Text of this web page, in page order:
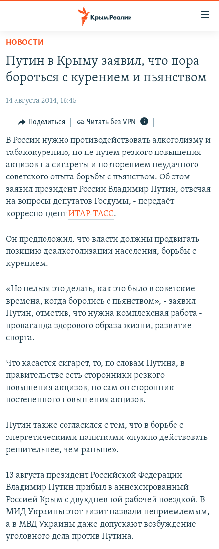
Вернуться
основному
содержанию
Вернутся
навигации
Вернутся
поиску
СПЕЦПРОЕКТЫ
КАРТА ВОЕННЫХ ОБЪЕКТОВ КРЫМА
11 ЛЕТ ОККУПАЦИИ КРЫМА. 11 ИСТОРИЙ СОПРОТИВЛЕНИЯ
ВОДА
ИСТОРИЯ
ЕЩЕ
ИНТЕРАКТИВ
ИНФОГРАФИКА
ТЕЛЕПРОЕКТ КРЫМ.РЕАЛИИ
СОВЕТЫ ПРАВОЗАЩИТНИКОВ
ПРОПАВШИЕ БЕЗ ВЕСТИ
КРЫМ.НЕПОКОРЕННЫЙ
ELIFBE
РАДІО СВОБОДА
КАК ОБОЙТИ БЛОКИРОВКУ
Qırımtatar
Все сайты RFE/RL
НОВОСТИ
Путин в Крыму заявил, что пора
бороться с курением и пьянством
14 августа 2014, 16:45
Поделиться Читать без VPN
В России нужно противодействовать алкоголизму и
табакокурению, но не путем резкого повышения
акцизов на сигареты и повторением неудачного
советского опыта борьбы с пьянством. Об этом
заявил президент России Владимир Путин, отвечая
на вопросы депутатов Госдумы, - передаёт
корреспондентИТАР-ТАСС.
Он предположил, что власти должны продвигать
позицию деалкоголизации населения, борьбы с
курением.
«Но нельзя это делать, как это было в советские
времена, когда боролись с пьянством», - заявил
Путин, отметив, что нужна комплексная работа -
пропаганда здорового образа жизни, развитие
спорта.
Что касается сигарет, то, по словам Путина, в
правительстве есть сторонники резкого
повышения акцизов, но сам он сторонник
постепенного повышения акцизов.
Путин также согласился с тем, что в борьбе с
энергетическими напитками «нужно действовать
решительнее, чем раньше».
13 августа президент Российской Федерации
Владимир Путин прибыл в аннексированный
Россией Крым с двухдневной рабочей поездкой. В
МИД Украины этот визит назвали неприемлемым,
а в МВД Украины даже допускают возбуждение
уголовного дела против Путина.